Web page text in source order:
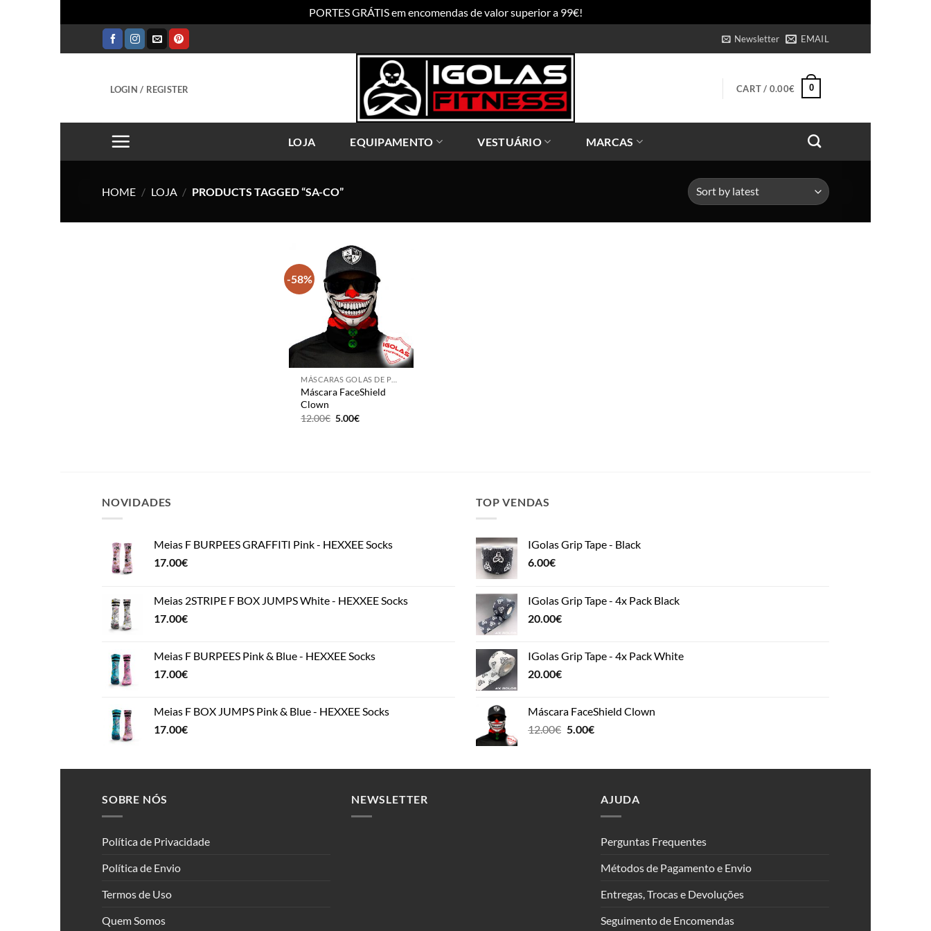
PORTES GRÁTIS em encomendas de valor superior a 99€!
Newsletter EMAIL
LOGIN / REGISTER CART / 0.00€ 0
LOJA EQUIPAMENTO VESTUÁRIO MARCAS
HOME / LOJA / PRODUCTS TAGGED “SA-CO”
-58%
Máscara FaceShield
Clown
12.00€ Original
5.00€Current
NOVIDADES
Meias F BURPEES GRAFFITI Pink - HEXXEE Socks
17.00€
Meias 2STRIPE F BOX JUMPS White - HEXXEE Socks
17.00€
Meias F BURPEES Pink & Blue - HEXXEE Socks
17.00€
Meias F BOX JUMPS Pink & Blue - HEXXEE Socks
17.00€
TOP VENDAS
IGolas Grip Tape - Black
6.00€
IGolas Grip Tape - 4x Pack Black
20.00€
IGolas Grip Tape - 4x Pack White
20.00€
Máscara FaceShield Clown
12.00€ Original
12.00€.
5.00€Current
5.00€.
SOBRE NÓS
Política de Privacidade
Política de Envio
Termos de Uso
Quem Somos
NEWSLETTER AJUDA
Perguntas Frequentes
Métodos de Pagamento e Envio
Entregas, Trocas e Devoluções
Seguimento de Encomendas